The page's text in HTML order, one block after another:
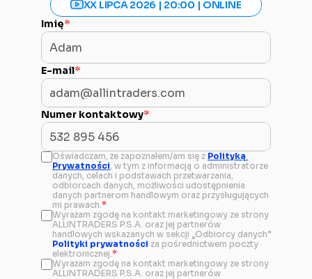
XX LIPCA 2026 | 20:00 | ONLINE
Imię*
E-mail*
Numer kontaktowy*
Oświadczam, że zapoznałem/am się z Polityką
Prywatności, w tym z informacją o administratorze
danych, celach i podstawach przetwarzania,
odbiorcach danych, możliwości udostępnienia
danych partnerom handlowym oraz przysługujących
mi prawach.*
Wyrażam zgodę na kontakt marketingowy ze strony
ALLINTRADERS P.S.A. oraz jej partnerów
Polityki prywatności za pośrednictwem poczty
elektronicznej.*
Wyrażam zgodę na kontakt marketingowy ze strony
ALLINTRADERS P.S.A. oraz jej partnerów